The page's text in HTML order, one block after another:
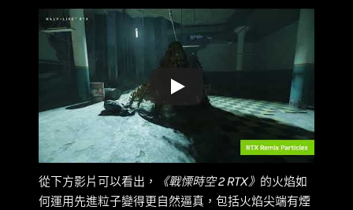
從下方影片可以看出， 《戰慄時空 2 RTX》 的火焰如
何運用先進粒子變得更自然逼真，包括火焰尖端有煙